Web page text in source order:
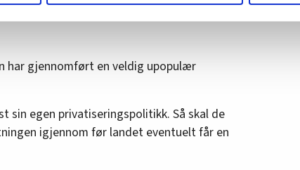
har gjennomført en veldig upopulær
sin egen privatiseringspolitikk. Så skal de
igjennom før landet eventuelt får en